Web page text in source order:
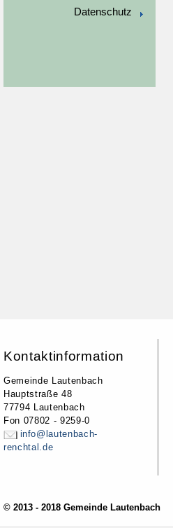
Datenschutz
Kontaktinformation
Gemeinde Lautenbach
Hauptstraße 48
77794 Lautenbach
Fon 07802 - 9259-0
info@lautenbach-
renchtal.de
© 2013 - 2018 Gemeinde Lautenbach